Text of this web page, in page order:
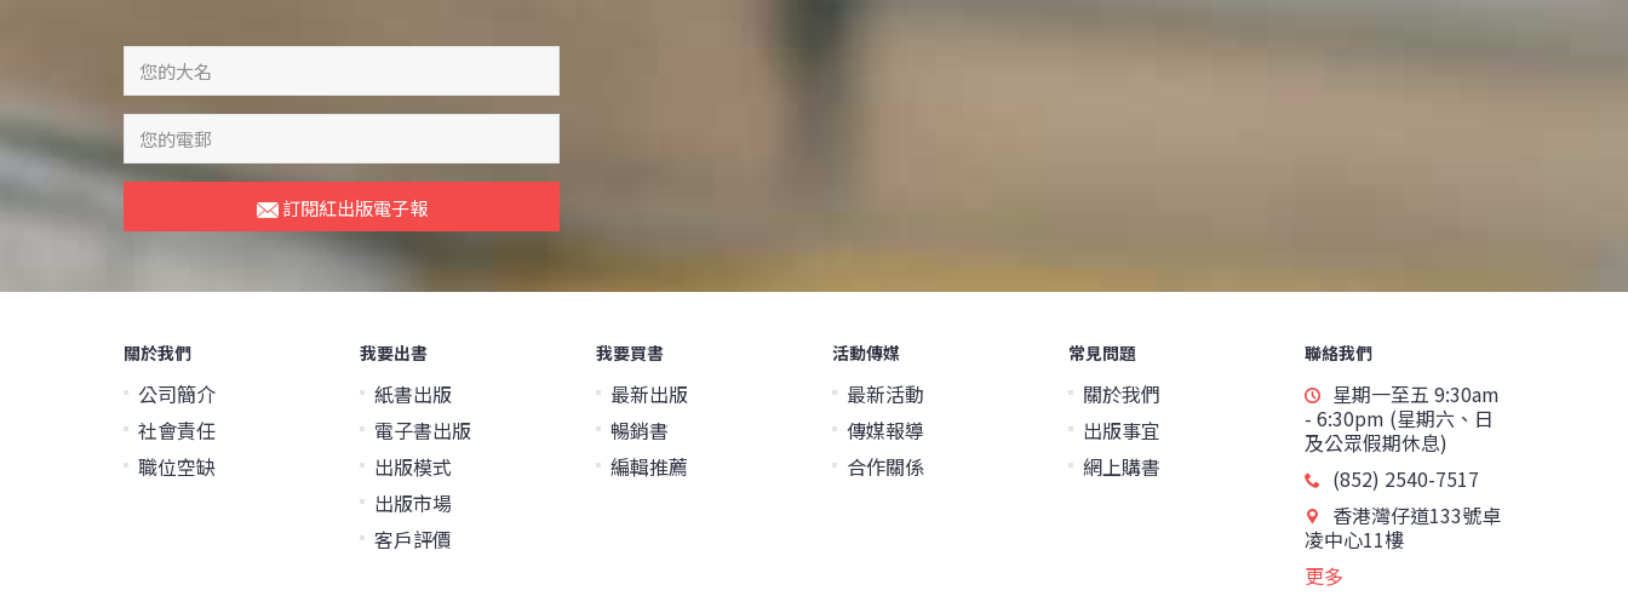
訂閱紅出版電子報
關於我們
公司簡介
社會責任
職位空缺
我要出書
紙書出版
電子書出版
出版模式
出版市場
客戶評價
我要買書
最新出版
暢銷書
編輯推薦
活動傳媒
最新活動
傳媒報導
合作關係
常見問題
關於我們
出版事宜
網上購書
聯絡我們
星期一至五 9:30am
- 6:30pm (星期六、日
及公眾假期休息)
(852) 2540-7517
香港灣仔道133號卓
凌中心11樓
更多